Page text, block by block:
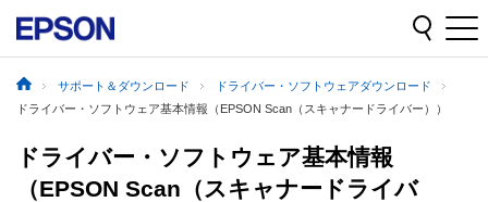
サポート＆ダウンロード
ドライバー・ソフトウェアダウンロード
ドライバー・ソフトウェア基本情報（EPSON Scan（スキャナードライバー））
ドライバー・ソフトウェア基本情報
（EPSON Scan（スキャナードライバ